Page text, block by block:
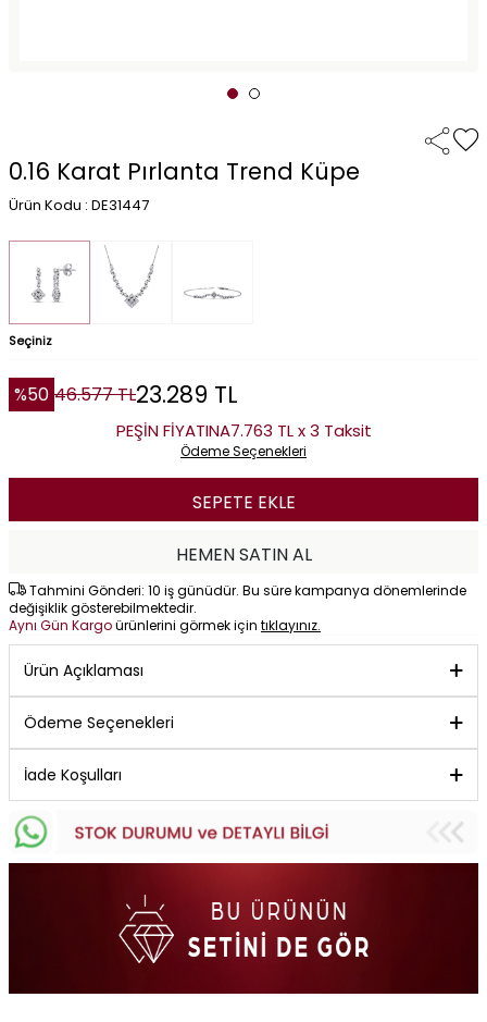
0.16 Karat Pırlanta Trend Küpe
Ürün Kodu : DE31447
Seçiniz
%50 46.577TL23.289 TL
PEŞİN FİYATINA7.763 TL x 3 Taksit
Ödeme Seçenekleri
SEPETE EKLE
HEMEN SATIN AL
Tahmini Gönderi: 10 iş günüdür. Bu süre kampanya dönemlerinde
değişiklik gösterebilmektedir.
Aynı Gün Kargoürünlerini görmek için tıklayınız.
Ürün Açıklaması
Ödeme Seçenekleri
İade Koşulları